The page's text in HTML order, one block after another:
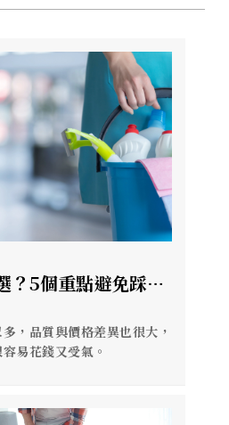
？5個重點避免踩雷
【高雄清潔公司推
，品質與價格差異也很大，
易花錢又受氣。